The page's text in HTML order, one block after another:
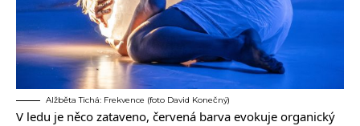
Alžběta Tichá: Frekvence (foto David Konečný)
V ledu je něco zataveno, červená barva evokuje organický